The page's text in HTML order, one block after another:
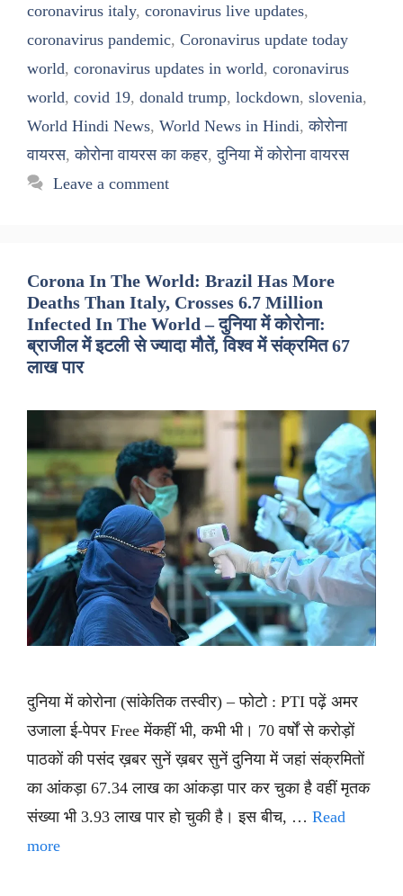
coronavirus italy, coronavirus live updates,
coronavirus pandemic, Coronavirus update today
world, coronavirus updates in world, coronavirus
world, covid 19, donald trump, lockdown, slovenia,
World Hindi News, World News in Hindi,कोरोना
वायरस,कोरोना वायरस का कहर,दुनिया में कोरोना वायरस
Leave a comment
Corona In The World: Brazil Has More
Deaths Than Italy, Crosses 6.7 Million
Infected In The World – दुनिया में कोरोना:
ब्राजील में इटली से ज्यादा मौतें, विश्व में संक्रमित 67
लाख पार
दुनिया में कोरोना (सांकेतिक तस्वीर) – फोटो : PTI पढ़ें अमर
उजाला ई-पेपर Free मेंकहीं भी, कभी भी। 70 वर्षों से करोड़ों
पाठकों की पसंद ख़बर सुनें ख़बर सुनें दुनिया में जहां संक्रमितों
का आंकड़ा 67.34 लाख का आंकड़ा पार कर चुका है वहीं मृतक
संख्या भी 3.93 लाख पार हो चुकी है। इस बीच, … Read
more